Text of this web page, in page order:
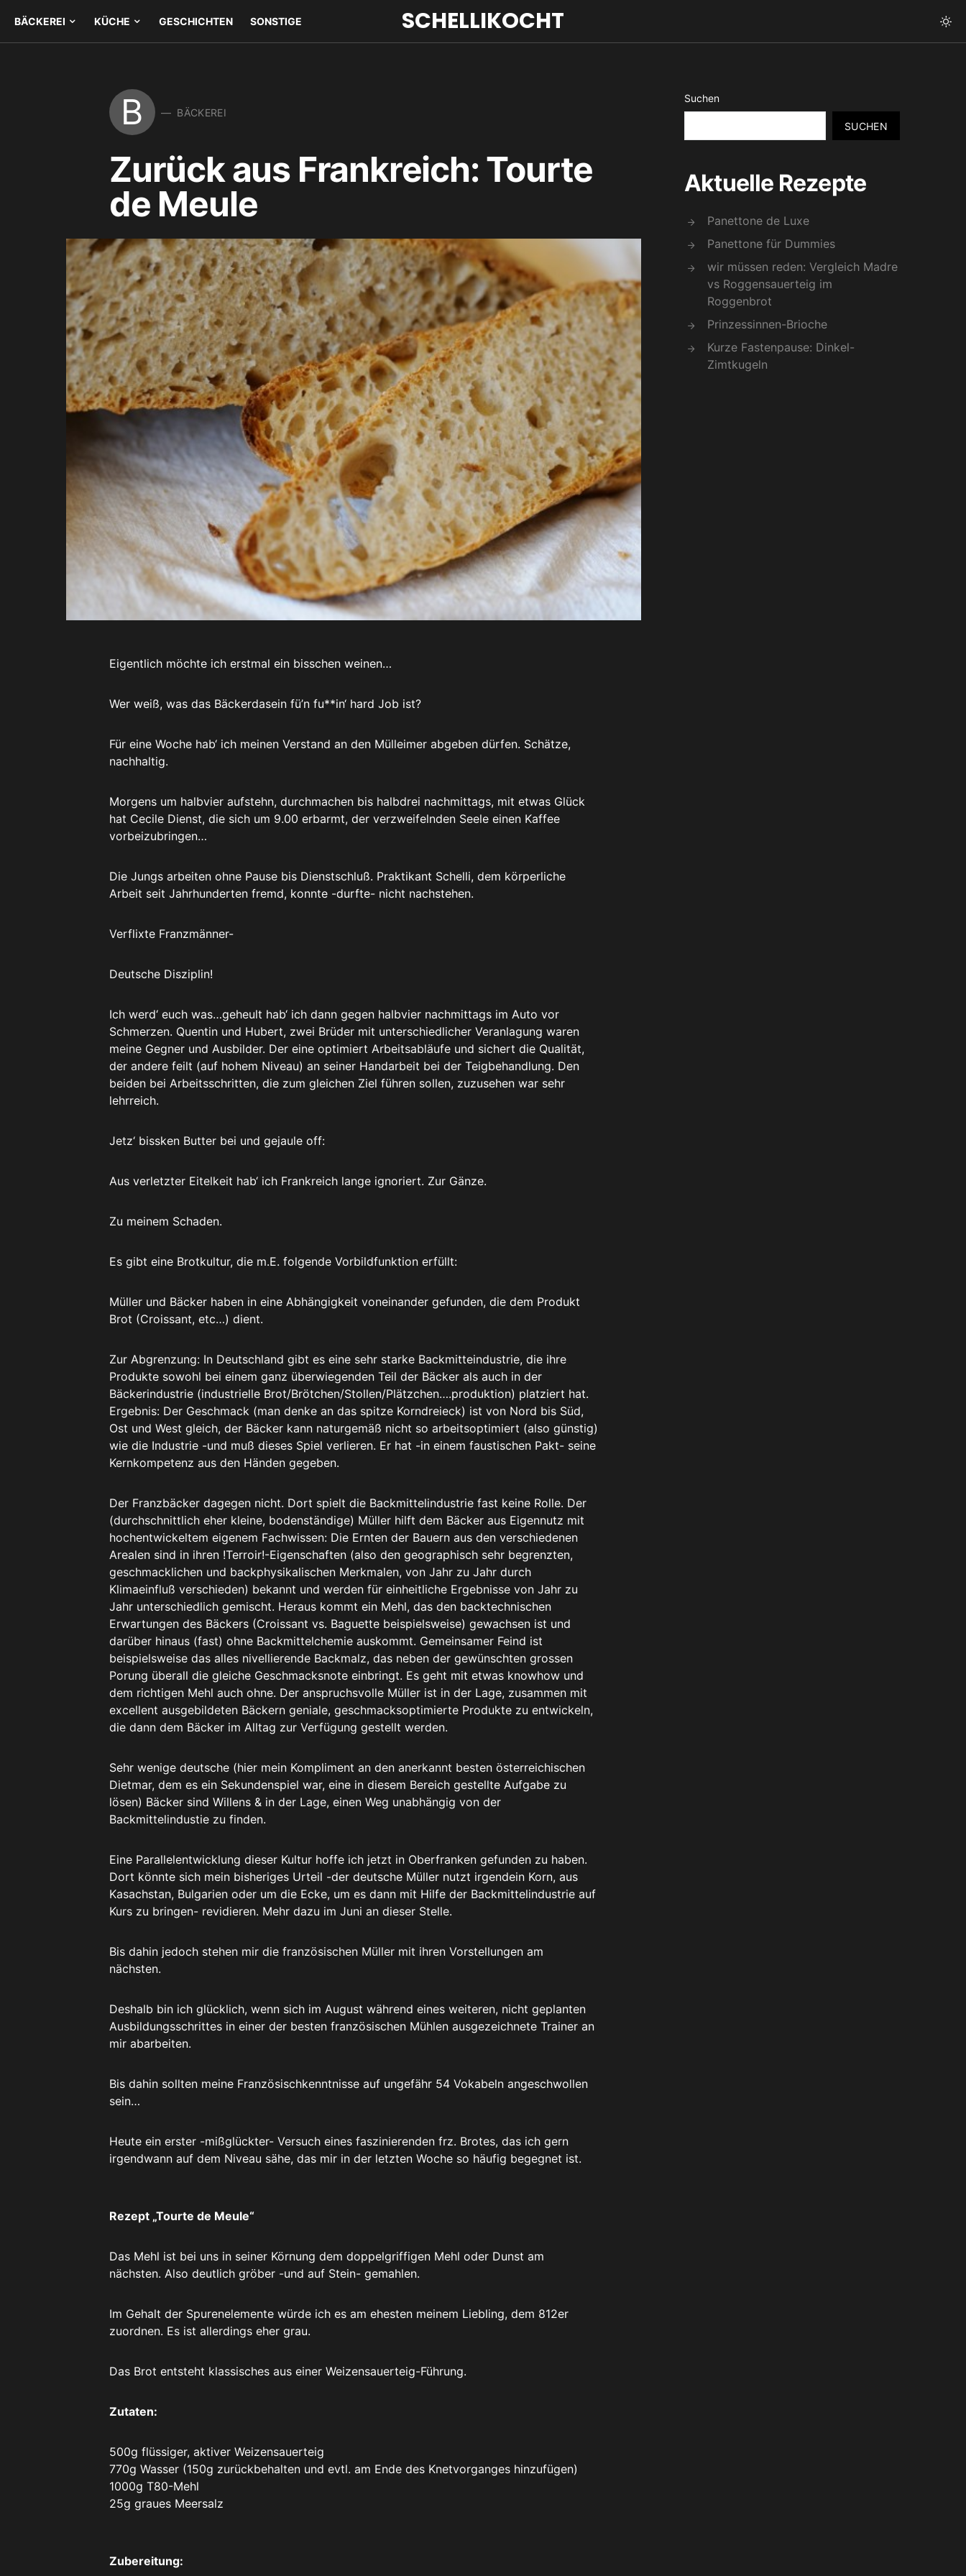
BÄCKEREI KÜCHE GESCHICHTEN SONSTIGE SCHELLIKOCHT
B BÄCKEREI
Zurück aus Frankreich: Tourte
de Meule
Eigentlich möchte ich erstmal ein bisschen weinen…
Wer weiß, was das Bäckerdasein fü’n fu**in‘ hard Job ist?
Für eine Woche hab‘ ich meinen Verstand an den Mülleimer abgeben dürfen. Schätze,
nachhaltig.
Morgens um halbvier aufstehn, durchmachen bis halbdrei nachmittags, mit etwas Glück
hat Cecile Dienst, die sich um 9.00 erbarmt, der verzweifelnden Seele einen Kaffee
vorbeizubringen…
Die Jungs arbeiten ohne Pause bis Dienstschluß. Praktikant Schelli, dem körperliche
Arbeit seit Jahrhunderten fremd, konnte -durfte- nicht nachstehen.
Verflixte Franzmänner-
Deutsche Disziplin!
Ich werd‘ euch was…geheult hab‘ ich dann gegen halbvier nachmittags im Auto vor
Schmerzen. Quentin und Hubert, zwei Brüder mit unterschiedlicher Veranlagung waren
meine Gegner und Ausbilder. Der eine optimiert Arbeitsabläufe und sichert die Qualität,
der andere feilt (auf hohem Niveau) an seiner Handarbeit bei der Teigbehandlung. Den
beiden bei Arbeitsschritten, die zum gleichen Ziel führen sollen, zuzusehen war sehr
lehrreich.
Jetz‘ bissken Butter bei und gejaule off:
Aus verletzter Eitelkeit hab‘ ich Frankreich lange ignoriert. Zur Gänze.
Zu meinem Schaden.
Es gibt eine Brotkultur, die m.E. folgende Vorbildfunktion erfüllt:
Müller und Bäcker haben in eine Abhängigkeit voneinander gefunden, die dem Produkt
Brot (Croissant, etc…) dient.
Zur Abgrenzung: In Deutschland gibt es eine sehr starke Backmitteindustrie, die ihre
Produkte sowohl bei einem ganz überwiegenden Teil der Bäcker als auch in der
Bäckerindustrie (industrielle Brot/Brötchen/Stollen/Plätzchen….produktion) platziert hat.
Ergebnis: Der Geschmack (man denke an das spitze Korndreieck) ist von Nord bis Süd,
Ost und West gleich, der Bäcker kann naturgemäß nicht so arbeitsoptimiert (also günstig)
wie die Industrie -und muß dieses Spiel verlieren. Er hat -in einem faustischen Pakt- seine
Kernkompetenz aus den Händen gegeben.
Der Franzbäcker dagegen nicht. Dort spielt die Backmittelindustrie fast keine Rolle. Der
(durchschnittlich eher kleine, bodenständige) Müller hilft dem Bäcker aus Eigennutz mit
hochentwickeltem eigenem Fachwissen: Die Ernten der Bauern aus den verschiedenen
Arealen sind in ihren !Terroir!-Eigenschaften (also den geographisch sehr begrenzten,
geschmacklichen und backphysikalischen Merkmalen, von Jahr zu Jahr durch
Klimaeinfluß verschieden) bekannt und werden für einheitliche Ergebnisse von Jahr zu
Jahr unterschiedlich gemischt. Heraus kommt ein Mehl, das den backtechnischen
Erwartungen des Bäckers (Croissant vs. Baguette beispielsweise) gewachsen ist und
darüber hinaus (fast) ohne Backmittelchemie auskommt. Gemeinsamer Feind ist
beispielsweise das alles nivellierende Backmalz, das neben der gewünschten grossen
Porung überall die gleiche Geschmacksnote einbringt. Es geht mit etwas knowhow und
dem richtigen Mehl auch ohne. Der anspruchsvolle Müller ist in der Lage, zusammen mit
excellent ausgebildeten Bäckern geniale, geschmacksoptimierte Produkte zu entwickeln,
die dann dem Bäcker im Alltag zur Verfügung gestellt werden.
Sehr wenige deutsche (hier mein Kompliment an den anerkannt besten österreichischen
Dietmar, dem es ein Sekundenspiel war, eine in diesem Bereich gestellte Aufgabe zu
lösen) Bäcker sind Willens & in der Lage, einen Weg unabhängig von der
Backmittelindustie zu finden.
Eine Parallelentwicklung dieser Kultur hoffe ich jetzt in Oberfranken gefunden zu haben.
Dort könnte sich mein bisheriges Urteil -der deutsche Müller nutzt irgendein Korn, aus
Kasachstan, Bulgarien oder um die Ecke, um es dann mit Hilfe der Backmittelindustrie auf
Kurs zu bringen- revidieren. Mehr dazu im Juni an dieser Stelle.
Bis dahin jedoch stehen mir die französischen Müller mit ihren Vorstellungen am
nächsten.
Deshalb bin ich glücklich, wenn sich im August während eines weiteren, nicht geplanten
Ausbildungsschrittes in einer der besten französischen Mühlen ausgezeichnete Trainer an
mir abarbeiten.
Bis dahin sollten meine Französischkenntnisse auf ungefähr 54 Vokabeln angeschwollen
sein…
Heute ein erster -mißglückter- Versuch eines faszinierenden frz. Brotes, das ich gern
irgendwann auf dem Niveau sähe, das mir in der letzten Woche so häufig begegnet ist.
Rezept „Tourte de Meule“
Das Mehl ist bei uns in seiner Körnung dem doppelgriffigen Mehl oder Dunst am
nächsten. Also deutlich gröber -und auf Stein- gemahlen.
Im Gehalt der Spurenelemente würde ich es am ehesten meinem Liebling, dem 812er
zuordnen. Es ist allerdings eher grau.
Das Brot entsteht klassisches aus einer Weizensauerteig-Führung.
Zutaten:
500g flüssiger, aktiver Weizensauerteig
770g Wasser (150g zurückbehalten und evtl. am Ende des Knetvorganges hinzufügen)
1000g T80-Mehl
25g graues Meersalz
Zubereitung:
Suchen
SUCHEN
Aktuelle Rezepte
Panettone de Luxe
Panettone für Dummies
wir müssen reden: Vergleich Madre
vs Roggensauerteig im
Roggenbrot
Prinzessinnen-Brioche
Kurze Fastenpause: Dinkel-
Zimtkugeln